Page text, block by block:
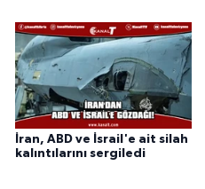
İran, ABD ve İsrail'e ait silah
kalıntılarını sergiledi